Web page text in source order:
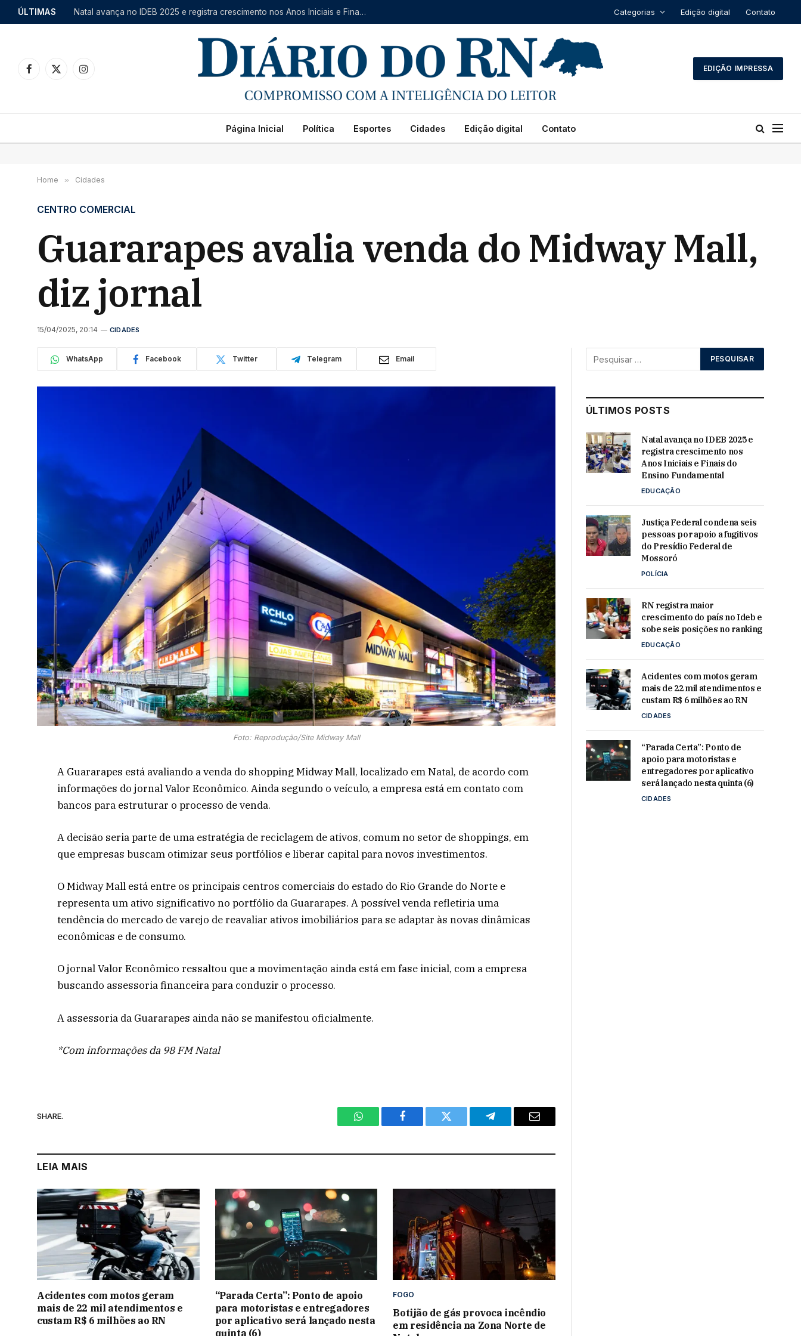
ÚLTIMAS Natal avança no IDEB 2025 e registra crescimento nos Anos Iniciais e Finais do Ensino Fundamental Categorias Edição digital Contato
Facebook
X
Instagram
EDIÇÃO IMPRESSA
Página Inicial Política Esportes Cidades Edição digital Contato
Home » Cidades
CENTRO COMERCIAL
Guararapes avalia venda do Midway Mall,
diz jornal
15/04/2025, 20:14 CIDADES
WhatsApp Facebook Twitter Telegram Email
Foto: Reprodução/Site Midway Mall
A Guararapes está avaliando a venda do shopping Midway Mall, localizado em Natal, de acordo com
informações do jornal Valor Econômico. Ainda segundo o veículo, a empresa está em contato com
bancos para estruturar o processo de venda.
A decisão seria parte de uma estratégia de reciclagem de ativos, comum no setor de shoppings, em
que empresas buscam otimizar seus portfólios e liberar capital para novos investimentos. ​
O Midway Mall está entre os principais centros comerciais do estado do Rio Grande do Norte e
representa um ativo significativo no portfólio da Guararapes. A possível venda refletiria uma
tendência do mercado de varejo de reavaliar ativos imobiliários para se adaptar às novas dinâmicas
econômicas e de consumo.​
O jornal Valor Econômico ressaltou que a movimentação ainda está em fase inicial, com a empresa
buscando assessoria financeira para conduzir o processo.
A assessoria da Guararapes ainda não se manifestou oficialmente.
*Com informações da 98 FM Natal
SHARE.
WhatsAppFacebook Twitter Telegram Email
LEIA MAIS
Acidentes com motos geram
mais de 22 mil atendimentos e
custam R$ 6 milhões ao RN
“Parada Certa”: Ponto de apoio
para motoristas e entregadores
por aplicativo será lançado nesta
quinta (6)
FOGO
Botijão de gás provoca incêndio
em residência na Zona Norte de
ÚLTIMOS POSTS
Natal avança no IDEB 2025 e
registra crescimento nos
Anos Iniciais e Finais do
Ensino Fundamental
EDUCAÇÃO
Justiça Federal condena seis
pessoas por apoio a fugitivos
do Presídio Federal de
Mossoró
POLÍCIA
RN registra maior
crescimento do país no Ideb e
sobe seis posições no ranking
EDUCAÇÃO
Acidentes com motos geram
mais de 22 mil atendimentos e
custam R$ 6 milhões ao RN
CIDADES
“Parada Certa”: Ponto de
apoio para motoristas e
entregadores por aplicativo
será lançado nesta quinta (6)
CIDADES